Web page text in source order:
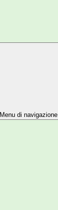
Menu di navigazione